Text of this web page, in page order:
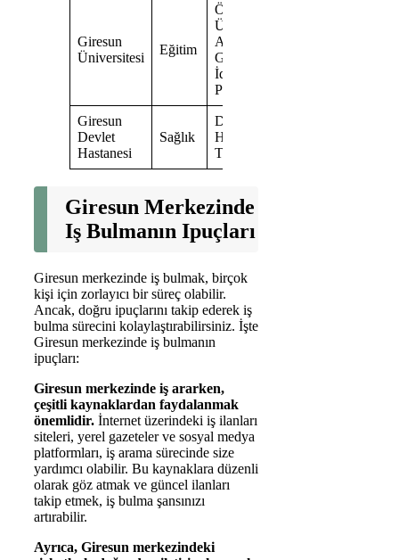
Giresun
Üniversitesi
Eğitim
Öğretim
Üyesi,
Araştırma
Görevlisi,
İdari
Personel
Giresun
Devlet
Hastanesi
Sağlık
Doktor,
Hemşire,
Teknisyen
Giresun Merkezinde
Iş Bulmanın Ipuçları
Giresun merkezinde iş bulmak, birçok
kişi için zorlayıcı bir süreç olabilir.
Ancak, doğru ipuçlarını takip ederek iş
bulma sürecini kolaylaştırabilirsiniz. İşte
Giresun merkezinde iş bulmanın
ipuçları:
Giresun merkezinde iş ararken,
çeşitli kaynaklardan faydalanmak
önemlidir. İnternet üzerindeki iş ilanları
siteleri, yerel gazeteler ve sosyal medya
platformları, iş arama sürecinde size
yardımcı olabilir. Bu kaynaklara düzenli
olarak göz atmak ve güncel ilanları
takip etmek, iş bulma şansınızı
artırabilir.
Ayrıca, Giresun merkezindeki